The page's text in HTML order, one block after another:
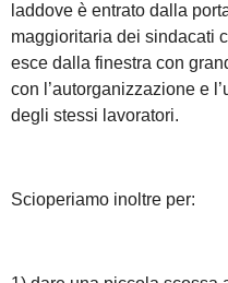
laddove è entrato dalla
maggioritaria dei sindacati
esce dalla finestra con
con l’autorganizzazione e
degli stessi lavoratori.
Scioperiamo inoltre per: